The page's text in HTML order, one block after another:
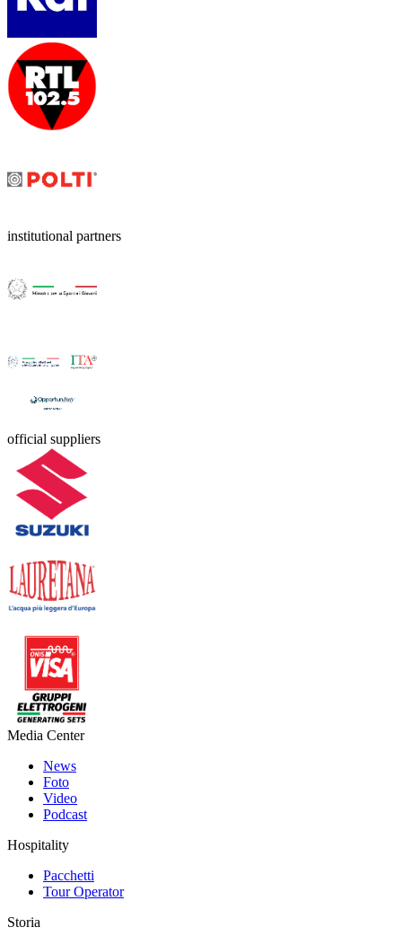
institutional partners
official suppliers
Media Center
News
Foto
Video
Podcast
Hospitality
Pacchetti
Tour Operator
Storia